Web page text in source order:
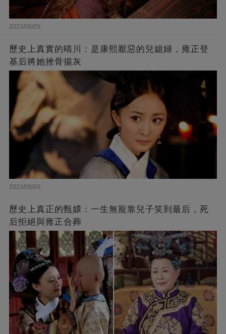
2023/08/03
歷史上真實的晴川：是康熙厭惡的兒媳婦，雍正登
基后將她挫骨揚灰
2023/08/03
歷史上真正的甄嬛：一生無寵靠兒子笑到最后，死
后拒絕與雍正合葬